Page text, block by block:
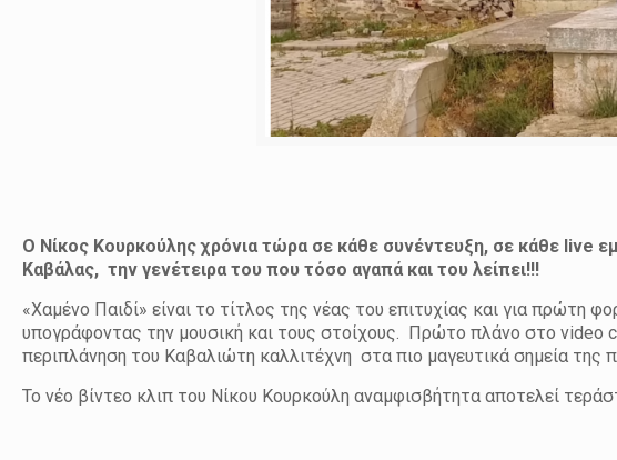
Ο Νίκος Κουρκούλης χρόνια τώρα σε κάθε συνέντευξη, σε κάθε live
Καβάλας, την γενέτειρα του που τόσο αγαπά και του λείπει!!!
«Χαμένο Παιδί» είναι το τίτλος της νέας του επιτυχίας και για πρώτη
υπογράφοντας την μουσική και τους στοίχους. Πρώτο πλάνο στο video
περιπλάνηση του Καβαλιώτη καλλιτέχνη στα πιο μαγευτικά σημεία της
Το νέο βίντεο κλιπ του Νίκου Κουρκούλη αναμφισβήτητα αποτελεί